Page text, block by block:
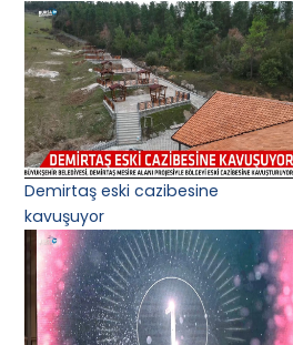
Demirtaş eski cazibesine
kavuşuyor